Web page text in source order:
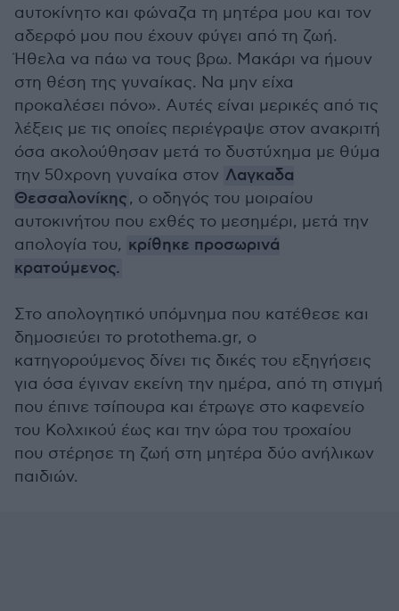
αυτοκίνητο και φώναζα τη μητέρα μου και τον
αδερφό μου που έχουν φύγει από τη ζωή.
Ήθελα να πάω να τους βρω. Μακάρι να ήμουν
στη θέση της γυναίκας. Να μην είχα
προκαλέσει πόνο». Αυτές είναι μερικές από τις
λέξεις με τις οποίες περιέγραψε στον ανακριτή
όσα ακολούθησαν μετά το δυστύχημα με θύμα
την 50χρονη γυναίκα στον Λαγκαδα
Θεσσαλονίκης, ο οδηγός του μοιραίου
αυτοκινήτου που εχθές το μεσημέρι, μετά την
απολογία του, κρίθηκε προσωρινά
κρατούμενος.
Στο απολογητικό υπόμνημα που κατέθεσε και
δημοσιεύει το protothema.gr, ο
κατηγορούμενος δίνει τις δικές του εξηγήσεις
για όσα έγιναν εκείνη την ημέρα, από τη στιγμή
που έπινε τσίπουρα και έτρωγε στο καφενείο
του Κολχικού έως και την ώρα του τροχαίου
που στέρησε τη ζωή στη μητέρα δύο ανήλικων
παιδιών.